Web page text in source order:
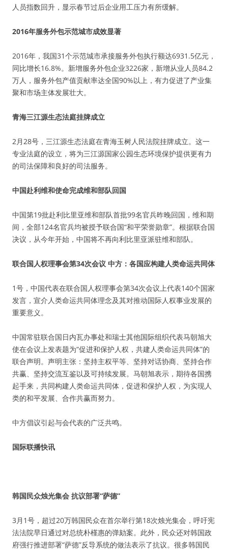
人员指数回升，显示春节过后企业用工压力有所缓解。
2016年服务外包示范城市成效显著
2016年，我国31个示范城市承接服务外包执行额达6931.5亿元，
同比增长16.8%。新增服务外包企业3226家，新增从业人员84.2
万人，服务外包产值贡献率达全国90%以上，有力促进了产业集
聚和市场主体发展壮大。
青海三江源生态法庭挂牌成立
2月28号，三江源生态法庭在青海玉树人民法院挂牌成立。这一
专业法庭的设立，将为三江源国家公园生态环境保护提供更有力
的司法保障和良好的司法服务。
中国赴利维和使命完成维和部队回国
中国第19批赴利比里亚维和部队首批99名官兵昨晚回国，维和期
间，全部124名官兵均被授予联合国“和平荣誉勋章”。根据联合国
决议，从今年开始，中国将不再向利比里亚派驻维和部队。
联合国人权理事会第34次会议 中方：各国应构建人类命运共同体
1号，中国代表在联合国人权理事会第34次会议上代表140个国家
发言，宣介人类命运共同体理念及其对推动国际人权事业发展的
重要意义。
中国常驻联合国日内瓦办事处和瑞士其他国际组织代表马朝旭大
使在会议上发表题为“促进和保护人权，共建人类命运共同体”的
联合声明。声明主张：坚持主权平等、坚持对话协商、坚持合作
共赢、坚持交流互鉴以及可持续发展。马朝旭表示，期待各国携
起手来，共同构建人类命运共同体，促进和保护人权，为实现人
类的和平发展、合作共赢而努力。
中方倡议引起与会代表的广泛共鸣。
国际联播快讯
韩国民众烛光集会 抗议部署“萨德”
3月1号，超过20万韩国民众在首尔举行第18次烛光集会，呼吁宪
法法院早日通过对总统朴槿惠的弹劾案。此外，民众还对韩国政
府强行推进部署“萨德”反导系统的做法表示了抗议。很多韩国民